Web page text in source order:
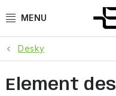
na
SPORTY
BĚH
Desky
Element